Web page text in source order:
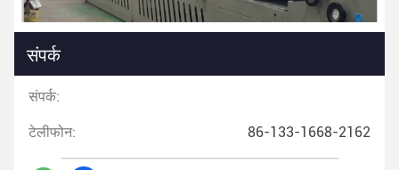
संपर्क
संपर्क:
टेलीफोन: 86-133-1668-2162